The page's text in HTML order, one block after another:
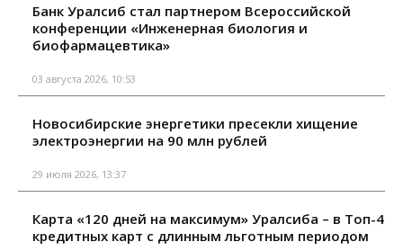
Банк Уралсиб стал партнером Всероссийской
конференции «Инженерная биология и
биофармацевтика»
03 августа 2026, 10:53
Новосибирские энергетики пресекли хищение
электроэнергии на 90 млн рублей
29 июля 2026, 13:37
Карта «120 дней на максимум» Уралсиба – в Топ-4
кредитных карт с длинным льготным периодом